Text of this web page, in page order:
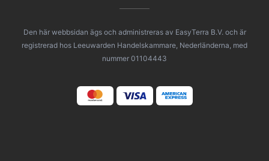
Den här webbsidan ägs och administreras av EasyTerra B.V. och är
registrerad hos Leeuwarden Handelskammare, Nederländerna, med
nummer 01104443